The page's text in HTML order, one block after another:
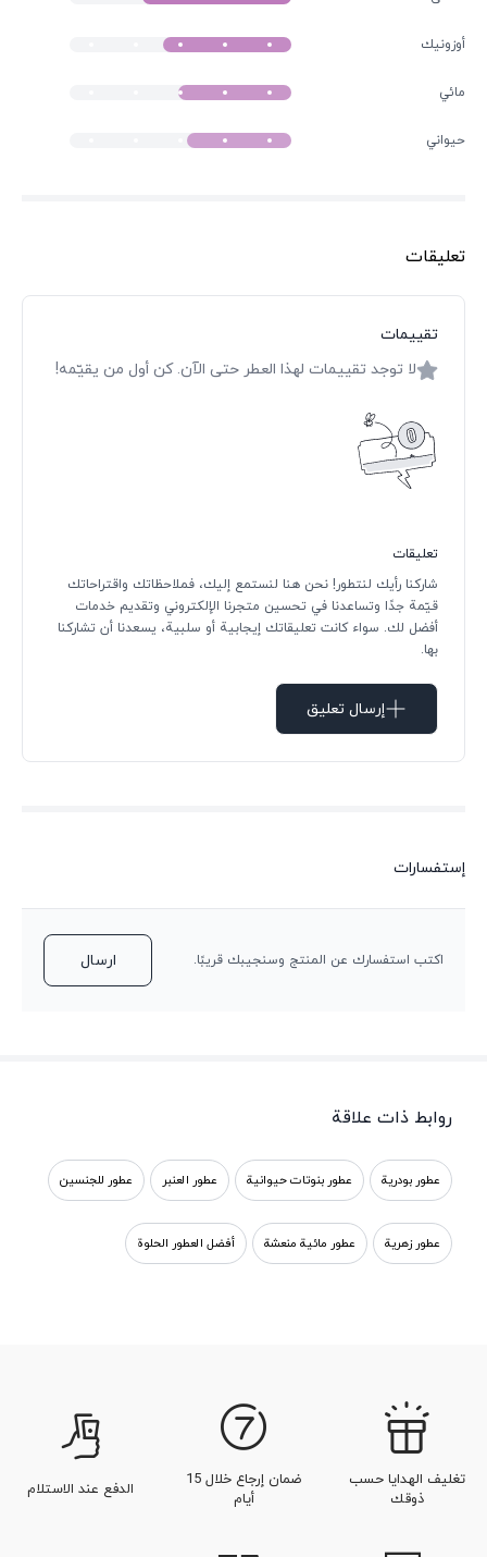
أوزونيك
مائي
حيواني
تعليقات
تقييمات
لا توجد تقييمات لهذا العطر حتى الآن. كن أول من يقيّمه!
تعليقات
شاركنا رأيك لنتطور! نحن هنا لنستمع إليك، فملاحظاتك واقتراحاتك
قيّمة جدًا وتساعدنا في تحسين متجرنا الإلكتروني وتقديم خدمات
أفضل لك. سواء كانت تعليقاتك إيجابية أو سلبية، يسعدنا أن تشاركنا
بها.
إرسال تعليق
إستفسارات
اكتب استفسارك عن المنتج وسنجيبك قريبًا. ارسال
روابط ذات علاقة
عطور بودرية عطور بنوتات حيوانية عطور العنبر عطور للجنسين
عطور زهرية عطور مائية منعشة أفضل العطور الحلوة
عطر ورق البنفسجي عطور خشب العود
تغليف الهدايا حسب
ذوقك
ضمان إرجاع خلال 15
أيام
الدفع عند الاستلام